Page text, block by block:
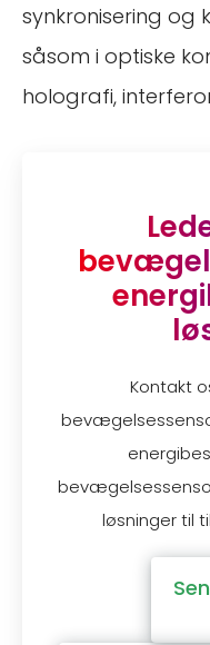
synkronisering og
såsom i optiske
holografi,
Kontakt
løsninger til